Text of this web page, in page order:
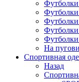
Футболки
Футболки
На
Спортивная
Назад